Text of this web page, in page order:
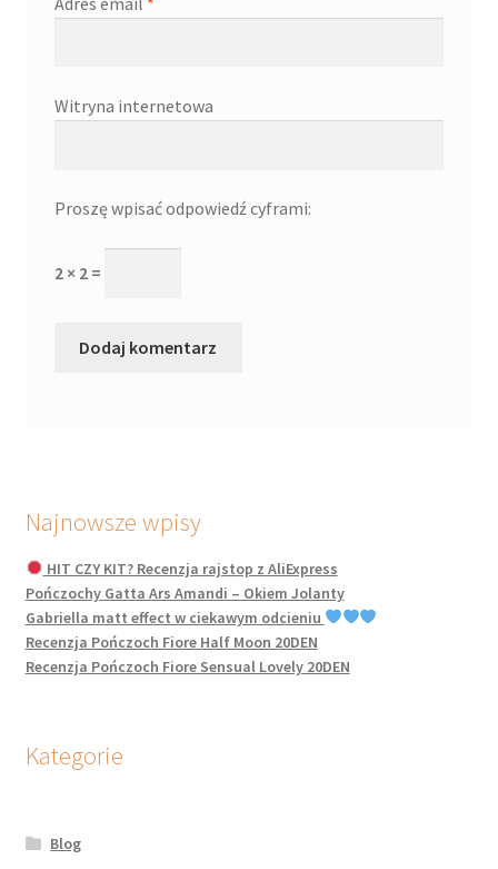
Witryna internetowa
Proszę wpisać odpowiedź cyframi:
2 × 2 =
Najnowsze wpisy
HIT CZY KIT? Recenzja rajstop z AliExpress
Pończochy Gatta Ars Amandi – Okiem Jolanty
Gabriella matt effect w ciekawym odcieniu
Recenzja Pończoch Fiore Half Moon 20DEN
Recenzja Pończoch Fiore Sensual Lovely 20DEN
Kategorie
Blog